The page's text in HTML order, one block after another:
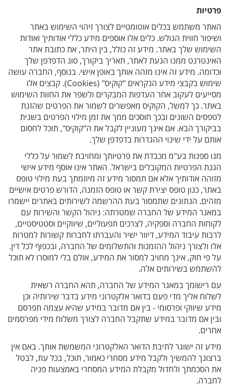
פרטיות
האתר משתמש בכלים אוטומטיים לצורך זיהוי השימוש באתר
ושיפור חווית הגולש. כלים אלו אוספים מידע כללי אודותיך ואודות
השימוש שלך באתר. מידע זה כולל, בין היתר, את כתובת אתר
האינטרנט ממנו הגעת לאתר, תאריך ביקורך, סוג הדפדפן שלך
וכדומה. מידע זה אינו מזהה אותך באופן אישי. בנוסף, החברה עושה
שימוש בקבצי מידע הנקראים "קוקיס" (Cookies). קבצים אלו
מסייעים לעקוב אחר העדפות המבקרים ולשפר את החוות השימוש
באתר. כך למשל, הקוקיס מאפשרים לשמור את הפרטים שהזנת
לטפסים השונים ובכך חוסכים ממך את זמן מילוי הפרטים בשנית
בביקורך הבא. אם אינך מעוניין לקבל את ה"קוקיס", תוכל לחסום
אותם על ידי שינוי ההגדרות בדפדפן שלך.
מנו ספנות בע"מ מכבדת את פרטיותך ומחויבת לשמור על כללי
הגנת הפרטיות המקובלים בישראל. האתר אינו אוסף מידע אישי
מזוהה אודותיך אלא אם תמסור מידע זה מיוזמתך בעת מילוי טופס
באתר, כגון טופס יצירת קשר או טופס הזמנה, הדורש פרטים אישיים
מזהים. הנתונים שתמסור בעת ההרשמה לשירותים באתרים יישמרו
במאגר המידע של החברה שמטרתה: ניהול הקשר והשירות עם
לקוחות החברה וספקיה, לצרכים תפעוליים, שיווקיים וסטטיסטיים,
לרבות עיבוד המידע, דיוור ישיר והעברתו לחברות קשורות למטרות
אלו ולצורך ניהול ההזמנות והתשלומים של החברה, ובכפוף לכל דין.
על פי חוק, אינך מחויב למסור את המידע, אולם בלי למוסרו לא תוכל
להשתמש בשירותים אלה.
עם רישומך במאגר המידע של החברה, תהא החברה רשאית
לשלוח אליך מדי פעם בדואר אלקטרוני מידע בדבר שירותיה וכן
מידע שיווקי ופרסומי - בין אם מדובר במידע שהיא עצמה תפרסם
ובין אם מדובר במידע שתקבל החברה לצורך משלוח מידי מפרסמים
אחרים.
מידע זה ישוגר לתיבת הדואר האלקטרוני המשמשת אותך. באם אין
ברצונך להמשיך ולקבל מידע מסחרי כאמור, תוכל, בכל עת, לבטל
את הסכמתך ולחדול מקבלת המידע המסחרי באמצעות פניה
לחברה.